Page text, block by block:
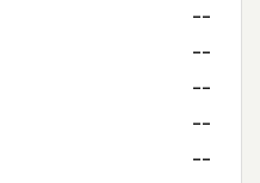
--
--
--
--
--